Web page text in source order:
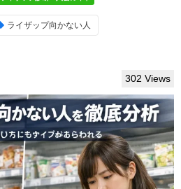
ライザップ向かない人
302 Views